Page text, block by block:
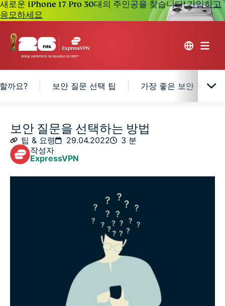
새로운 iPhone 17 Pro 30대의 주인공을 찾습니다!가입하고
응모하세요
까요? 보안 질문 선택 팁 가장 좋은 보안 질문(
보안 질문은 안전한가요?
보안 질문을 설정해야 할까요?
가장 좋은 보안 질문(예시)
계정을 더 안전하게 만드는 다른 방법
보안 질문을 선택하는 방법
팁 & 요령 29.04.2022
3 분
작성자
ExpressVPN